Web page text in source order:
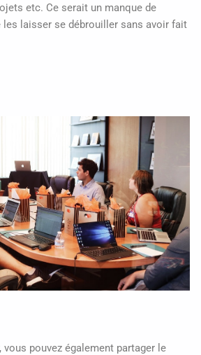
etc. Ce serait un manque de
laisser se débrouiller sans avoir fait
vous pouvez également partager le